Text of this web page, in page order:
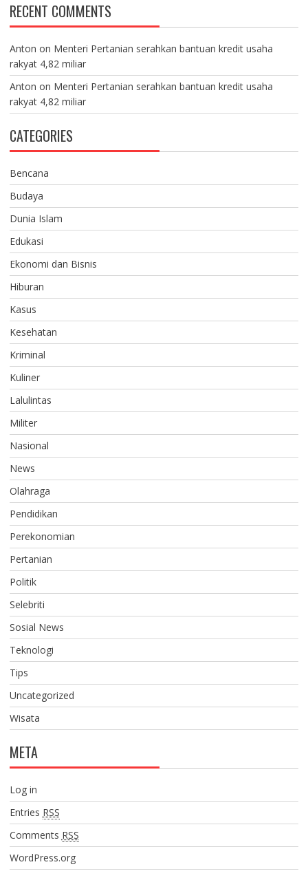
RECENT COMMENTS
Anton on Menteri Pertanian serahkan bantuan kredit usaha
rakyat 4,82 miliar
Anton on Menteri Pertanian serahkan bantuan kredit usaha
rakyat 4,82 miliar
CATEGORIES
Bencana
Budaya
Dunia Islam
Edukasi
Ekonomi dan Bisnis
Hiburan
Kasus
Kesehatan
Kriminal
Kuliner
Lalulintas
Militer
Nasional
News
Olahraga
Pendidikan
Perekonomian
Pertanian
Politik
Selebriti
Sosial News
Teknologi
Tips
Uncategorized
Wisata
META
Log in
Entries RSS
Comments RSS
WordPress.org